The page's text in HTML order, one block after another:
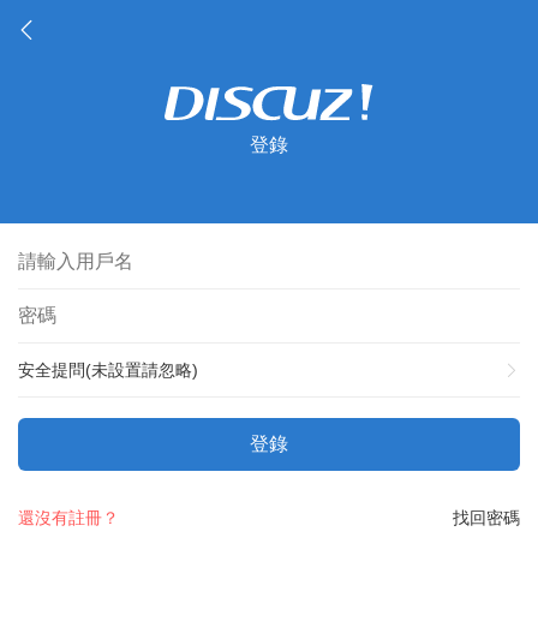
登錄
安全提問(未設置請忽略)
登錄
找回密碼
還沒有註冊？